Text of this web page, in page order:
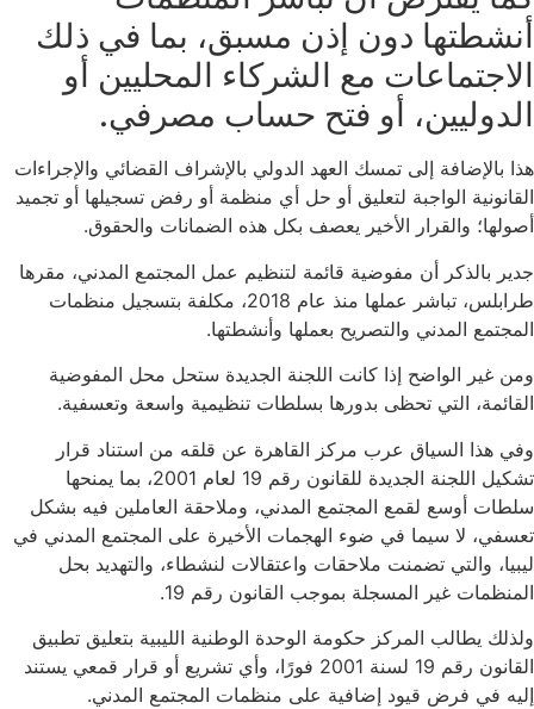
أنشطتها دون إذن مسبق، بما في ذلك
الاجتماعات مع الشركاء المحليين أو
الدوليين، أو فتح حساب مصرفي.
هذا بالإضافة إلى تمسك العهد الدولي بالإشراف القضائي والإجراءات
القانونية الواجبة لتعليق أو حل أي منظمة أو رفض تسجيلها أو تجميد
أصولها؛ والقرار الأخير يعصف بكل هذه الضمانات والحقوق.
جدير بالذكر أن مفوضية قائمة لتنظيم عمل المجتمع المدني، مقرها
طرابلس، تباشر عملها منذ عام 2018، مكلفة بتسجيل منظمات
المجتمع المدني والتصريح بعملها وأنشطتها.
ومن غير الواضح إذا كانت اللجنة الجديدة ستحل محل المفوضية
القائمة، التي تحظى بدورها بسلطات تنظيمية واسعة وتعسفية.
وفي هذا السياق عرب مركز القاهرة عن قلقه من استناد قرار
تشكيل اللجنة الجديدة للقانون رقم 19 لعام 2001، بما يمنحها
سلطات أوسع لقمع المجتمع المدني، وملاحقة العاملين فيه بشكل
تعسفي، لا سيما في ضوء الهجمات الأخيرة على المجتمع المدني في
ليبيا، والتي تضمنت ملاحقات واعتقالات لنشطاء، والتهديد بحل
المنظمات غير المسجلة بموجب القانون رقم 19.
ولذلك يطالب المركز حكومة الوحدة الوطنية الليبية بتعليق تطبيق
القانون رقم 19 لسنة 2001 فورًا، وأي تشريع أو قرار قمعي يستند
إليه في فرض قيود إضافية على منظمات المجتمع المدني.